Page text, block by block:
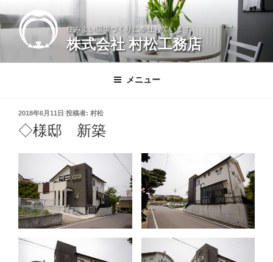
ン
ツ
住みよい環境づくりに奉仕しています
株式会社 村松工務店
メニュー
投
稿
日:
2018年6月11日 投稿者: 村松
◇様邸 新築